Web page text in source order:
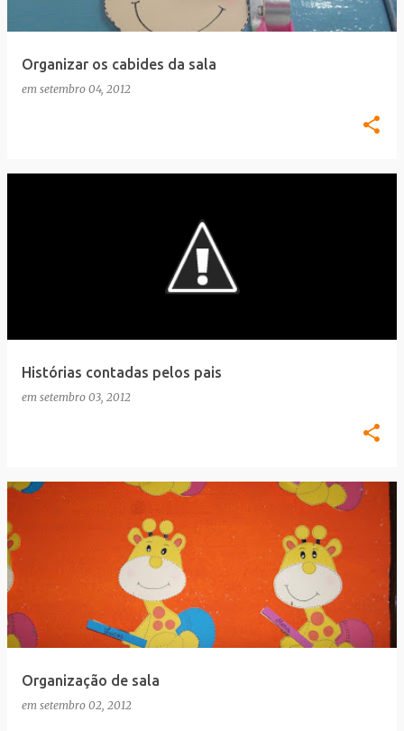
Organizar os cabides da sala
em setembro 04, 2012
Histórias contadas pelos pais
em setembro 03, 2012
Organização de sala
em setembro 02, 2012